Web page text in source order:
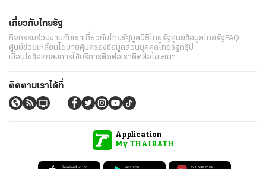
เกี่ยวกับไทยรัฐ
กิจกรรมร่วมงานกับเราเกี่ยวกับไทยรัฐมูลนิธิไทยรัฐศูนย์ข้อมูลไทยรัฐFAQ
ศูนย์ช่วยเหลือนโยบายคุ้มครองข้อมูลส่วนบุคคลไทยรัฐกรุ๊ป
เงื่อนไขข้อตกลงการใช้บริการติดต่อเราติดต่อโฆษณา
ติดตามเราได้ที่
Application
My THAIRATH